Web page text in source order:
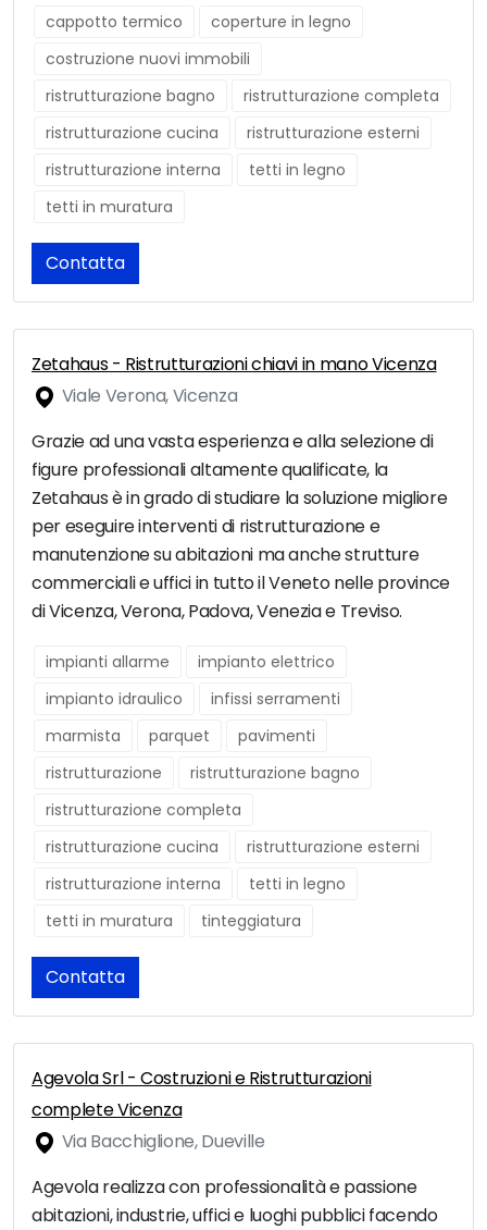
cappotto termico
coperture in legno
costruzione nuovi immobili
ristrutturazione bagno
ristrutturazione completa
ristrutturazione cucina
ristrutturazione esterni
ristrutturazione interna
tetti in legno
tetti in muratura
Contatta
Zetahaus - Ristrutturazioni chiavi in mano Vicenza
Viale Verona, Vicenza
Grazie ad una vasta esperienza e alla selezione di
figure professionali altamente qualificate, la
Zetahaus è in grado di studiare la soluzione migliore
per eseguire interventi di ristrutturazione e
manutenzione su abitazioni ma anche strutture
commerciali e uffici in tutto il Veneto nelle province
di Vicenza, Verona, Padova, Venezia e Treviso.
impianti allarme
impianto elettrico
impianto idraulico
infissi serramenti
marmista
parquet
pavimenti
ristrutturazione
ristrutturazione bagno
ristrutturazione completa
ristrutturazione cucina
ristrutturazione esterni
ristrutturazione interna
tetti in legno
tetti in muratura
tinteggiatura
Contatta
Agevola Srl - Costruzioni e Ristrutturazioni
complete Vicenza
Via Bacchiglione, Dueville
Agevola realizza con professionalità e passione
abitazioni, industrie, uffici e luoghi pubblici facendo